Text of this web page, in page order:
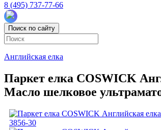
8 (495) 737-77-66
Поиск по сайту
Английская елка
Паркет елка COSWICK
Масло шелковое